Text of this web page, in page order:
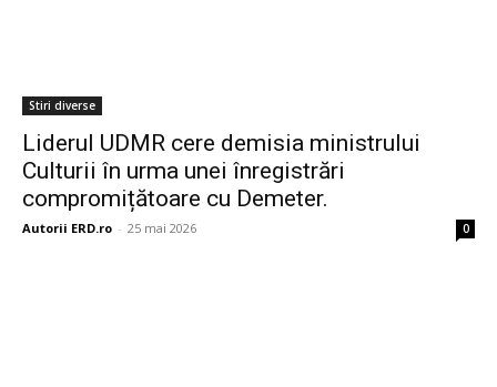
Stiri diverse
Liderul UDMR cere demisia ministrului
Culturii în urma unei înregistrări
compromițătoare cu Demeter.
Autorii ERD.ro - 25 mai 2026 0